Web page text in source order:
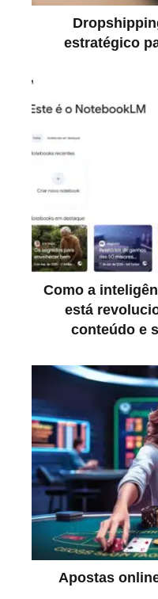
estratégico
Como a
está
conteúdo e
Apostas